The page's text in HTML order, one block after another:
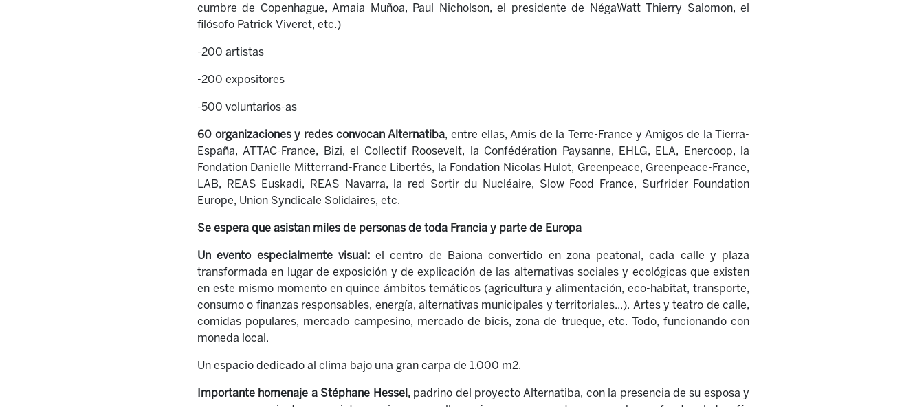
cumbre de Copenhague, Amaia Muñoa, Paul Nicholson, el presidente de NégaWatt Thierry Salomon, el
filósofo Patrick Viveret, etc.)
-200 artistas
-200 expositores
-500 voluntarios-as
60 organizaciones y redes convocan Alternatiba, entre ellas, Amis de la Terre-France y Amigos de la Tierra-
España, ATTAC-France, Bizi, el Collectif Roosevelt, la Confédération Paysanne, EHLG, ELA, Enercoop, la
Fondation Danielle Mitterrand-France Libertés, la Fondation Nicolas Hulot, Greenpeace, Greenpeace-France,
LAB, REAS Euskadi, REAS Navarra, la red Sortir du Nucléaire, Slow Food France, Surfrider Foundation
Europe, Union Syndicale Solidaires, etc.
Se espera que asistan miles de personas de toda Francia y parte de Europa
Un evento especialmente visual:el centro de Baiona convertido en zona peatonal, cada calle y plaza
transformada en lugar de exposición y de explicación de las alternativas sociales y ecológicas que existen
en este mismo momento en quince ámbitos temáticos (agricultura y alimentación, eco-habitat, transporte,
consumo o finanzas responsables, energía, alternativas municipales y territoriales...). Artes y teatro de calle,
comidas populares, mercado campesino, mercado de bicis, zona de trueque, etc. Todo, funcionando con
moneda local.
Un espacio dedicado al clima bajo una gran carpa de 1.000 m2.
Importante homenaje a Stéphane Hessel,padrino del proyecto Alternatiba, con la presencia de su esposa y